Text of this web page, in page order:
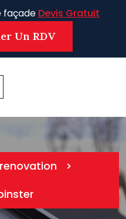
façade Devis Gratuit
Un RDV
>